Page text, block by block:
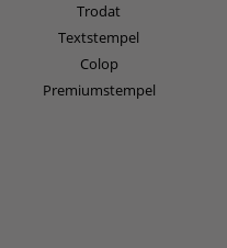
Trodat
Textstempel
Colop
Premiumstempel